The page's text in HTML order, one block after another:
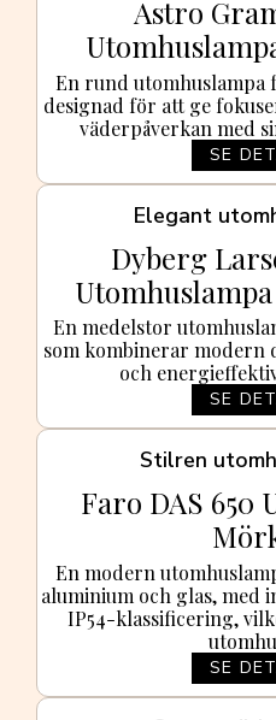
Astro
En rund
designad för att ge
väderpåverkan med
SE
Elegant
Dyberg
En medelstor
som kombinerar modern
och
SE
Stilren
Faro DAS 650
En modern
aluminium och glas, med
IP54-klassificering,
SE